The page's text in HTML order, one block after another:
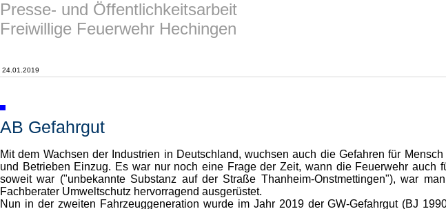
Presse- und Öffentlichkeitsarbeit
Freiwillige Feuerwehr Hechingen
24.01.2019
AB Gefahrgut
Mit dem Wachsen der Industrien in Deutschland, wuchsen auch die Gefahren für
und Betrieben Einzug. Es war nur noch eine Frage der Zeit, wann die Feuerwehr auch
soweit war ("unbekannte Substanz auf der Straße Thanheim-Onstmettingen"), war
Fachberater Umweltschutz hervorragend ausgerüstet.
Nun in der zweiten Fahrzeuggeneration wurde im Jahr 2019 der GW-Gefahrgut (BJ